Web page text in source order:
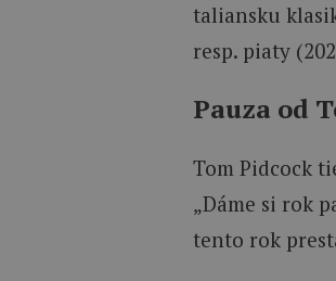
taliansku
resp. piaty
Pauza od
Tom Pidcock
„Dáme si rok
tento rok